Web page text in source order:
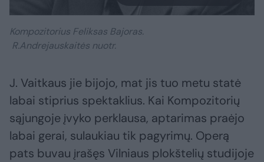
Kompozitorius Feliksas Bajoras.
R.Andrejauskaitės nuotr.
J. Vaitkaus jie bijojo, mat jis tuo metu statė
labai stiprius spektaklius. Kai Kompozitorių
sąjungoje įvyko perklausa, aptarimas praėjo
labai gerai, sulaukiau tik pagyrimų. Operą
pats buvau įrašęs Vilniaus plokštelių studijoje